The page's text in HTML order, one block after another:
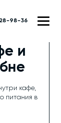
98-36
и
кафе,
питания в